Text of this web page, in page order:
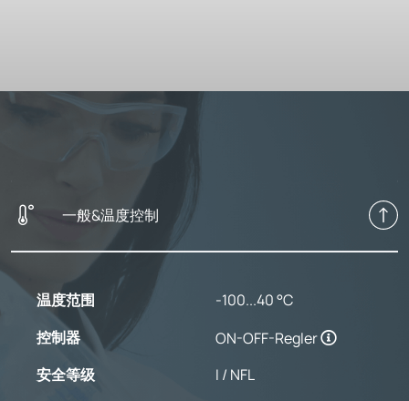
一般&温度控制
温度范围
-100...40 °C
控制器
ON-OFF-Regler
安全等级
I / NFL